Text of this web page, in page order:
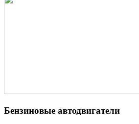
Бензиновые автодвигатели